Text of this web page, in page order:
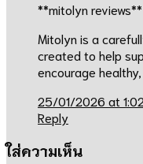
**mitolyn reviews**
Mitolyn is a
created to help
encourage
25/01/2026 at
Reply
ใส่ความเห็น